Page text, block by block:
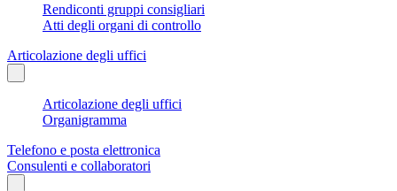
Rendiconti gruppi consigliari
Atti degli organi di controllo
Articolazione degli uffici
Articolazione degli uffici
Organigramma
Telefono e posta elettronica
Consulenti e collaboratori